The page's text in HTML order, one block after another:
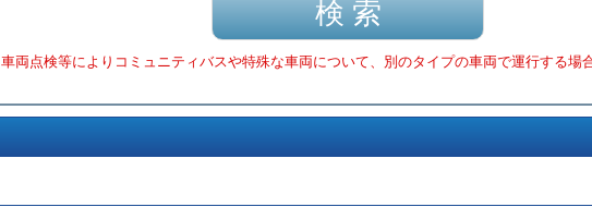
車両点検等によりコミュニティバスや特殊な車両について、別のタイプの車両で運行する場